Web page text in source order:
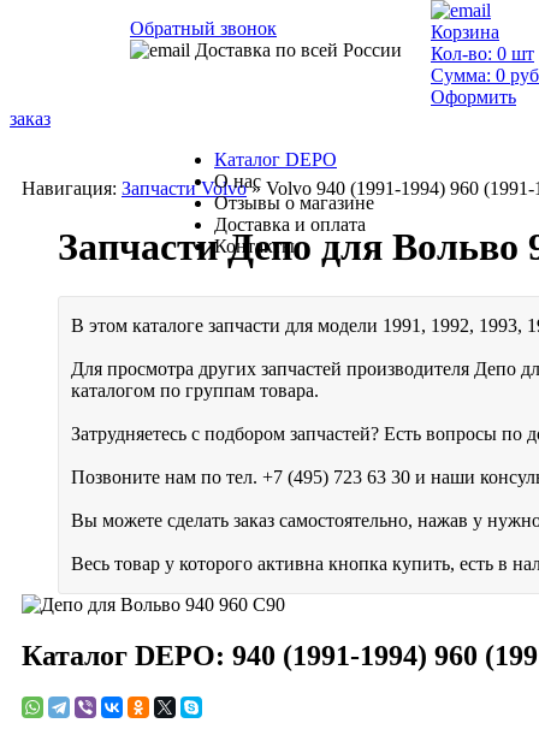
Навигация: Запчасти Volvo» Volvo 940 (1991-1994) 960 (1991-
Запчасти Депо для Вольво
В этом каталоге запчасти для модели 1991, 1992, 1993,
Для просмотра других запчастей производителя Депо
каталогом по группам товара.
Затрудняетесь с подбором запчастей? Есть вопросы по
Позвоните нам по тел. +7 (495) 723 63 30 и наши
Вы можете сделать заказ самостоятельно, нажав у
Весь товар у которого активна кнопка купить, есть в
Каталог DEPO: 940 (1991-1994) 960
Обратный звонок
Доставка по всей России
Корзина
Кол-во: 0 шт
Сумма: 0
Оформить
заказ
Каталог DEPO
О нас
Отзывы о магазине
Доставка и оплата
Контакты